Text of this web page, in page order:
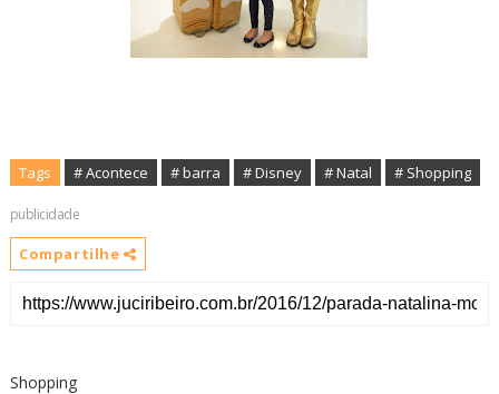
Tags # Acontece # barra # Disney # Natal # Shopping
publicidade
Compartilhe
Shopping